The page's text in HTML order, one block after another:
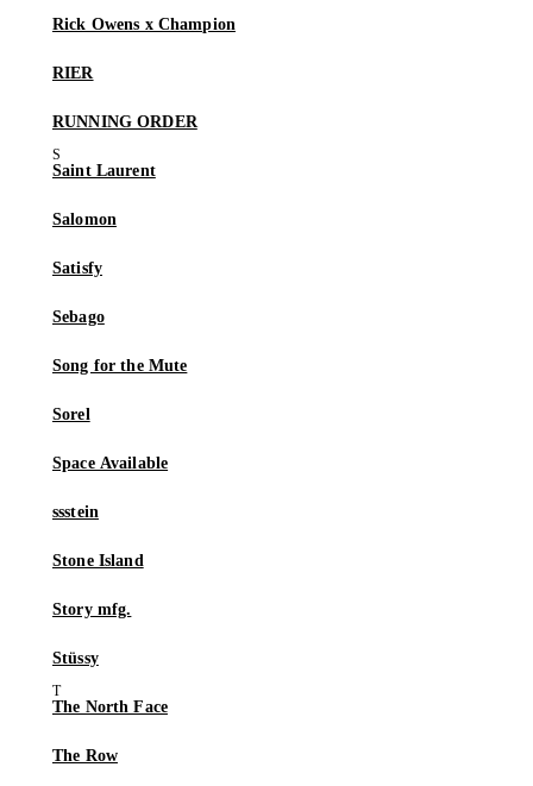
Rick Owens x Champion
RIER
RUNNING ORDER
Saint Laurent
Salomon
Satisfy
Sebago
Song for the Mute
Sorel
Space Available
ssstein
Stone Island
Story mfg.
Stüssy
The North Face
The Row